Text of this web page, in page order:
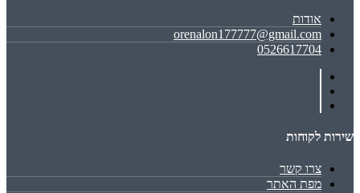
אודות
orenalon177777@gmail.com
0526617704
שירות לקוחות
צרו קשר
מפת האתר